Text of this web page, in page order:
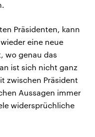
Präsidenten, kann
eine neue
wo genau das
ist sich nicht ganz
zwischen Präsident
Aussagen immer
widersprüchliche